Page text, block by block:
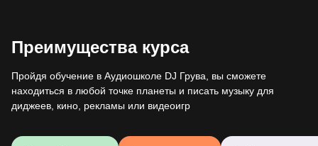
Преимущества курса
Пройдя обучение в Аудиошколе DJ Грува, вы сможете
находиться в любой точке планеты и писать музыку для
диджеев, кино, рекламы или видеоигр